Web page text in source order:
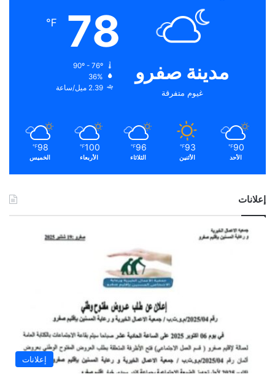
مدينة صفرو
غيوم متفرقة
78
℉
36%
2.39 ميل/ساعة
90
℉
الأحد
93
℉
الأثنين
96
℉
الثلاثاء
100
℉
الأربعاء
98
℉
الخميس
إعلانات
إعلانات